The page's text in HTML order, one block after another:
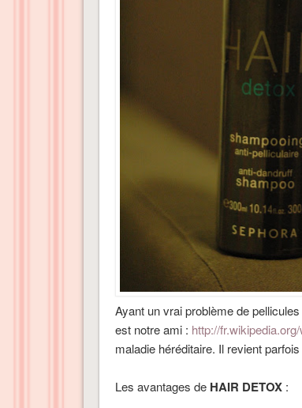
Ayant un vrai problème de
est notre ami : http://
maladie héréditaire. Il revient
Les avantages de HAIR DETOX: